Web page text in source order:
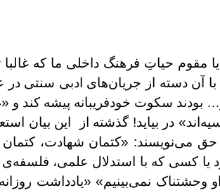
مقوم حیاتِ فرهنگ داخلی ما که غالبا
آن دسته از جریان‌های ادبی سنتی در
سکوت خودفریبانه پیشه کند و
در بیاید! گذشته از این بیان
حق می‌نویسند: «کتمان شهادت،
یا کسی که با استدلال علمی،
وحشتناک نمی‌بینیم» «یادداشت